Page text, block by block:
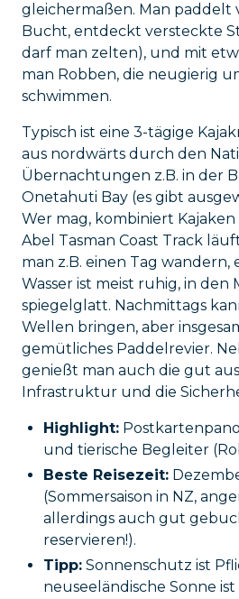
gleichermaßen. Man paddelt
Bucht, entdeckt versteckte
darf man zelten), und mit
man Robben, die neugierig
schwimmen.
Typisch ist eine 3-tägige
aus nordwärts durch den
Übernachtungen z.B. in der
Onetahuti Bay (es gibt
Wer mag, kombiniert
Abel Tasman Coast Track
man z.B. einen Tag wandern,
Wasser ist meist ruhig, in
spiegelglatt. Nachmittags
Wellen bringen, aber
gemütliches Paddelrevier.
genießt man auch die gut
Infrastruktur und die
Highlight:
und tierische Begleiter
Beste Reisezeit:
(Sommersaison in NZ,
allerdings auch gut
reservieren!).
Tipp: Sonnenschutz ist
neuseeländische Sonne